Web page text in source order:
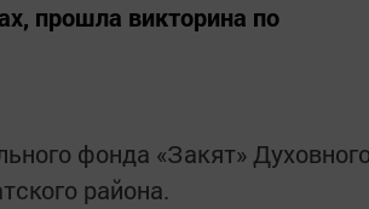
прошла викторина по
фонда «Закят»
района.